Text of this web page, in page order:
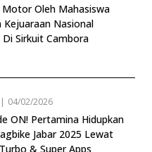
Motor Oleh Mahasiswa
Kejuaraan Nasional
Sirkuit Cambora
| 04/02/2026
ON! Pertamina Hidupkan
Jabar 2025 Lewat
& Super Apps